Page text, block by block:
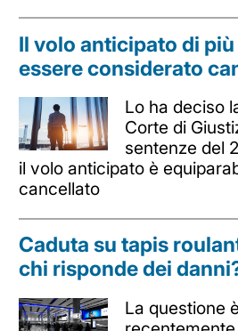
Il volo anticipato di
essere considerato
Lo ha deciso
Corte di
sentenze del
il volo anticipato è
cancellato
Caduta su tapis
chi risponde dei
La questione